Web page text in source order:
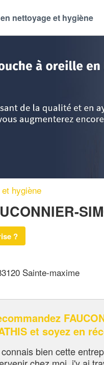
nettoyage et hygiène
hygiène
?
Sainte-maxime
et soyez en
bien cette